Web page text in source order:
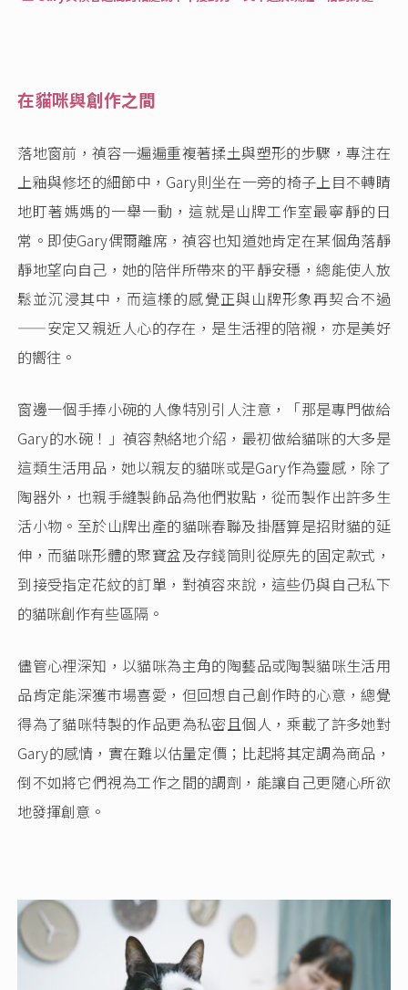
在貓咪與創作之間
落地窗前，禎容一遍遍重複著揉土與塑形的步驟，專注在
上釉與修坯的細節中，Gary則坐在一旁的椅子上目不轉睛
地盯著媽媽的一舉一動，這就是山牌工作室最寧靜的日
常。即使Gary偶爾離席，禎容也知道她肯定在某個角落靜
靜地望向自己，她的陪伴所帶來的平靜安穩，總能使人放
鬆並沉浸其中，而這樣的感覺正與山牌形象再契合不過
——安定又親近人心的存在，是生活裡的陪襯，亦是美好
的嚮往。
窗邊一個手捧小碗的人像特別引人注意，「那是專門做給
Gary的水碗！」禎容熱絡地介紹，最初做給貓咪的大多是
這類生活用品，她以親友的貓咪或是Gary作為靈感，除了
陶器外，也親手縫製飾品為他們妝點，從而製作出許多生
活小物。至於山牌出產的貓咪春聯及掛曆算是招財貓的延
伸，而貓咪形體的聚寶盆及存錢筒則從原先的固定款式，
到接受指定花紋的訂單，對禎容來說，這些仍與自己私下
的貓咪創作有些區隔。
儘管心裡深知，以貓咪為主角的陶藝品或陶製貓咪生活用
品肯定能深獲市場喜愛，但回想自己創作時的心意，總覺
得為了貓咪特製的作品更為私密且個人，乘載了許多她對
Gary的感情，實在難以估量定價；比起將其定調為商品，
倒不如將它們視為工作之間的調劑，能讓自己更隨心所欲
地發揮創意。